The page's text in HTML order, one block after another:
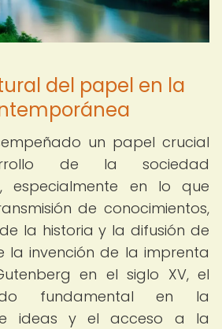
del papel en la
un papel crucial
de la sociedad
especialmente en lo que
de conocimientos,
la historia y la difusión de
la invención de la imprenta
en el siglo XV, el
fundamental en la
ideas y el acceso a la